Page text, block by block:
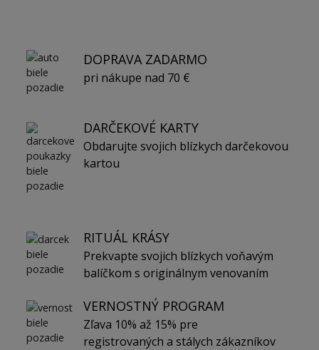
DOPRAVA ZADARMO
pri nákupe nad 70 €
DARČEKOVÉ KARTY
Obdarujte svojich blízkych darčekovou
kartou
RITUÁL KRÁSY
Prekvapte svojich blízkych voňavým
balíčkom s originálnym venovaním
VERNOSTNÝ PROGRAM
Zľava 10% až 15% pre
registrovaných a stálych zákazníkov